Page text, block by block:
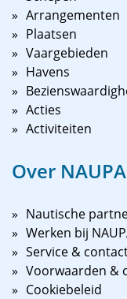
Arrangementen
Plaatsen
Vaargebieden
Havens
Acties
Activiteiten
Over
Nautische
Werken bij
Service &
Voorwaarden &
Cookiebeleid